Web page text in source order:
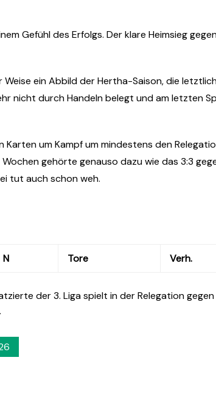
Gefühl des Erfolgs. Der klare Heimsieg
Weise ein Abbild der Hertha-Saison, die
nicht durch Handeln belegt und am letzten
um Kampf um mindestens den
gehörte genauso dazu wie das 3:3
tut auch schon weh.
N Tore Verh.
der 3. Liga spielt in der Relegation